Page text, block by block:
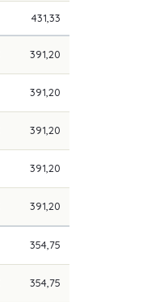
431,33
391,20
391,20
391,20
391,20
391,20
354,75
354,75